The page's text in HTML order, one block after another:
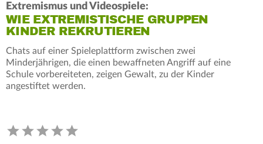
Extremismus und Videospiele:
WIE EXTREMISTISCHE GRUPPEN
KINDER REKRUTIEREN
Chats auf einer Spieleplattform zwischen zwei
Minderjährigen, die einen bewaffneten Angriff auf eine
Schule vorbereiteten, zeigen Gewalt, zu der Kinder
angestiftet werden.